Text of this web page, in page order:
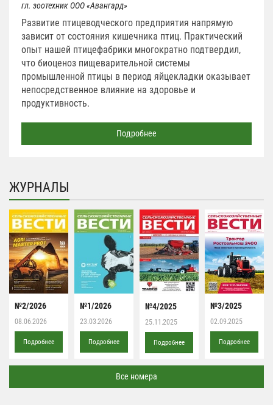
гл. зоотехник ООО «Авангард»
Развитие птицеводческого предприятия напрямую
зависит от состояния кишечника птиц. Практический
опыт нашей птицефабрики многократно подтвердил,
что биоценоз пищеварительной системы
промышленной птицы в период яйцекладки оказывает
непосредственное влияние на здоровье и
продуктивность.
Подробнее
ЖУРНАЛЫ
№2/2026
08.06.2026
Подробнее
№1/2026
23.03.2026
Подробнее
№4/2025
25.11.2025
Подробнее
№3/2025
02.09.2025
Подробнее
Все номера